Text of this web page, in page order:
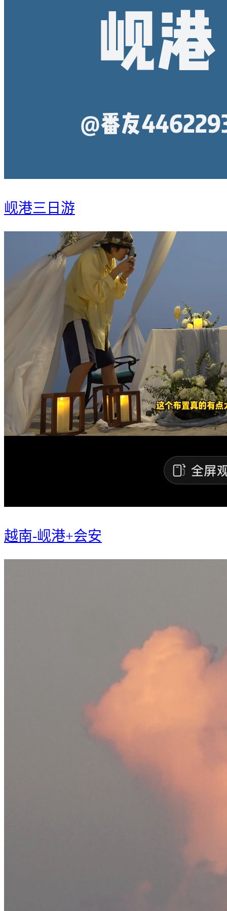
岘港三日游
越南-岘港+会安